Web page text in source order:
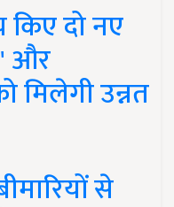
दो नए
और
मिलेगी उन्नत
से